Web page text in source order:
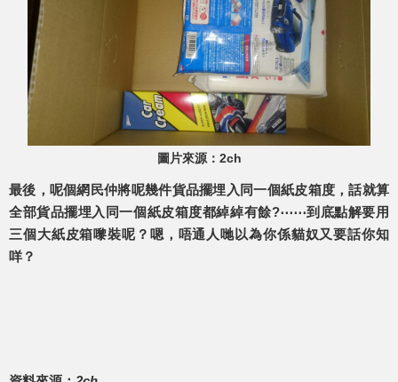
圖片來源：2ch
最後，呢個網民仲將呢幾件貨品擺埋入同一個紙皮箱度，話就算
全部貨品擺埋入同一個紙皮箱度都綽綽有餘?⋯⋯到底點解要用
三個大紙皮箱嚟裝呢？嗯，唔通人哋以為你係貓奴又要話你知
咩？